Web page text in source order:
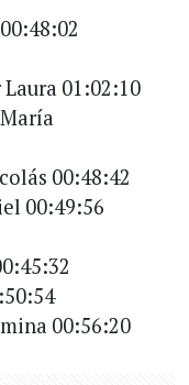
01:02:10
00:48:42
00:49:56
00:56:20